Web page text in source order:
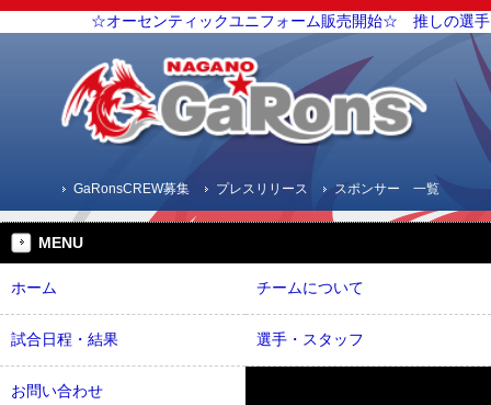
☆オーセンティックユニフォーム販売開始☆ 推しの選手
GaRonsCREW募集 プレスリリース スポンサー 一覧
MENU
ホーム チームについて
試合日程・結果 選手・スタッフ
お問い合わせ